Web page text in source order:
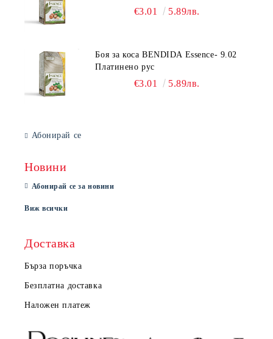
€3.01 5.89лв.
Боя за коса BENDIDA Essence- 9.02
Платинено рус
€3.01 5.89лв.
Абонирай се
Новини
Абонирай се за новини
Виж всички
Доставка
Бърза поръчка
Безплатна доставка
Наложен платеж